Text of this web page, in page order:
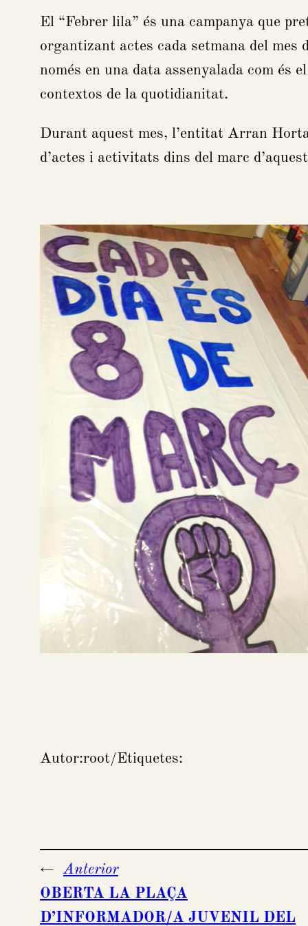
El “Febrer lila” és una campanya que
organtizant actes cada setmana del
només en una data assenyalada com és
contextos de la quotidianitat.
Durant aquest mes, l’entitat Arran
d’actes i activitats dins del marc
Autor:root/Etiquetes:
←
Anterior
OBERTA LA PLAÇA
D’INFORMADOR/A JUVENIL DEL